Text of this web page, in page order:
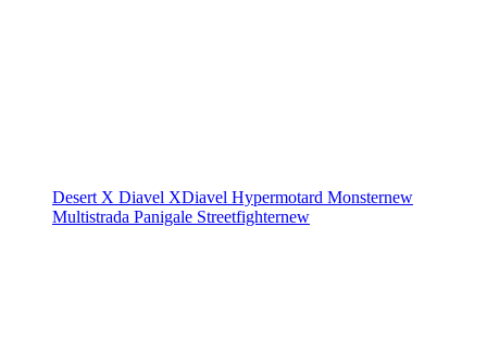
Desert X Diavel XDiavel Hypermotard Monsternew
Multistrada Panigale Streetfighternew